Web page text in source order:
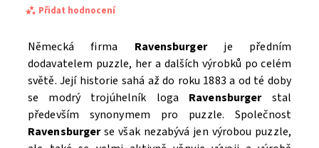
Přidat hodnocení
Německá firma Ravensburgerje předním
dodavatelem puzzle, her a dalších výrobků po celém
světě. Její historie sahá až do roku 1883 a od té doby
se modrý trojúhelník loga Ravensburgerstal
především synonymem pro puzzle. Společnost
Ravensburgerse však nezabývá jen výrobou puzzle,